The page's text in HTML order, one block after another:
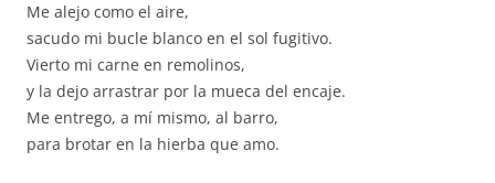
Me alejo como el aire,
sacudo mi bucle blanco en el sol fugitivo.
Vierto mi carne en remolinos,
y la dejo arrastrar por la mueca del encaje.
Me entrego, a mí mismo, al barro,
para brotar en la hierba que amo.